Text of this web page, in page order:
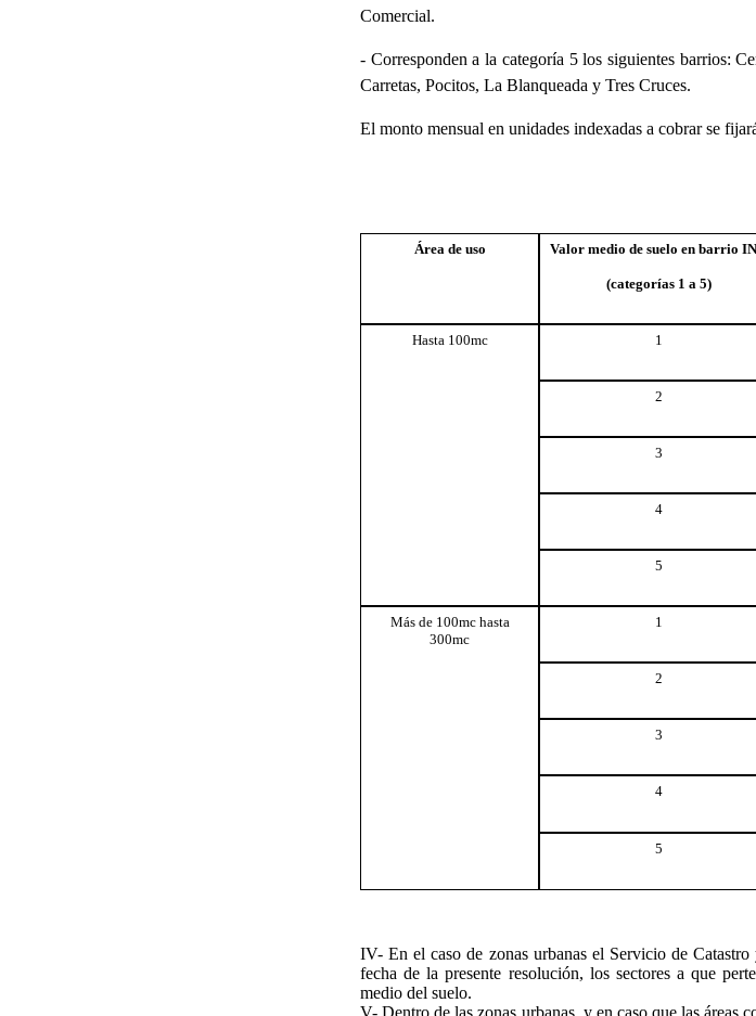
Comercial.
- Corresponden a la categoría 5 los siguientes barrios:
Carretas, Pocitos, La Blanqueada y Tres Cruces.
El monto mensual en unidades indexadas a cobrar se
Área de uso Valor medio de suelo en barrio
(categorías 1 a 5)
Hasta 100mc 1
2
3
4
5
Más de 100mc hasta
300mc
1
2
3
4
5
IV- En el caso de zonas urbanas el Servicio de
fecha de la presente resolución, los sectores a que
medio del suelo.
V- Dentro de las zonas urbanas, y en caso que las áreas